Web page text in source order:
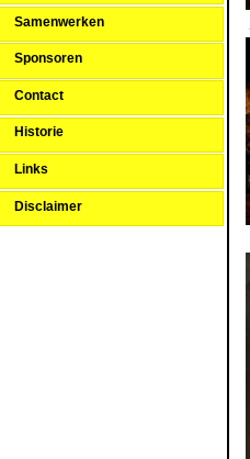
Samenwerken
Sponsoren
Contact
Historie
Links
Disclaimer